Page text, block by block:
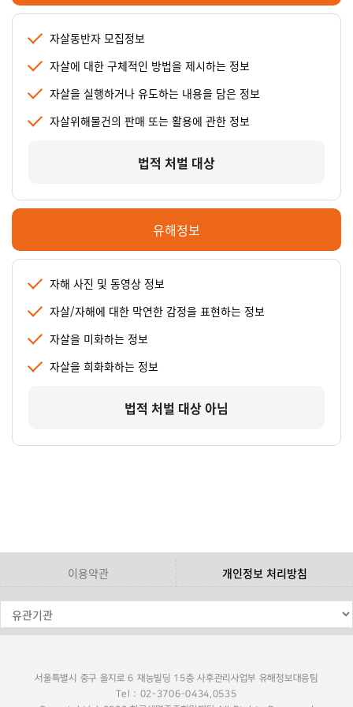
자살동반자 모집정보
자살에 대한 구체적인 방법을 제시하는 정보
자살을 실행하거나 유도하는 내용을 담은 정보
자살위해물건의 판매 또는 활용에 관한 정보
법적 처벌 대상
유해정보
자해 사진 및 동영상 정보
자살/자해에 대한 막연한 감정을 표현하는 정보
자살을 미화하는 정보
자살을 희화화하는 정보
법적 처벌 대상 아님
이용약관 개인정보 처리방침
서울특별시 중구 을지로 6 재능빌딩 15층 사후관리사업부 유해정보대응팀
Tel : 02-3706-0434,0535